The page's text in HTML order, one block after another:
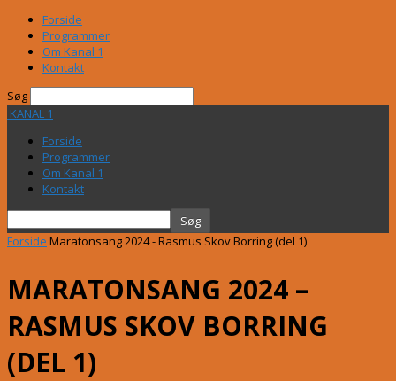
Forside
Programmer
Om Kanal 1
Kontakt
Søg
KANAL 1
Forside
Programmer
Om Kanal 1
Kontakt
Forside Maratonsang 2024 - Rasmus Skov Borring (del 1)
MARATONSANG 2024 –
RASMUS SKOV BORRING
(DEL 1)